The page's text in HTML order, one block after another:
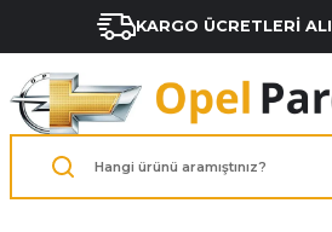
KARGO ÜCRETLERİ